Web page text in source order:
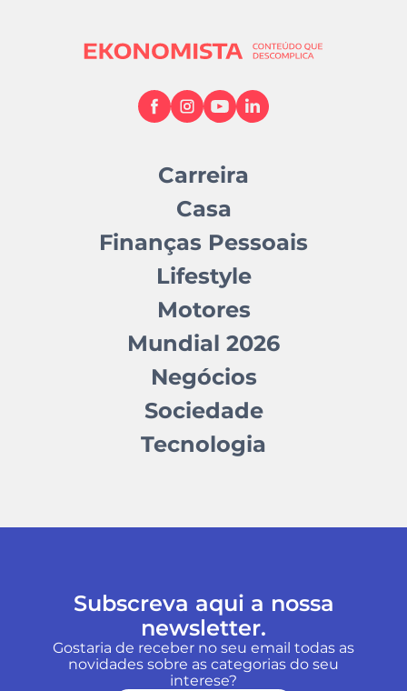
Carreira
Casa
Finanças Pessoais
Lifestyle
Motores
Mundial 2026
Negócios
Sociedade
Tecnologia
Subscreva aqui a nossa
newsletter.
Gostaria de receber no seu email todas as
novidades sobre as categorias do seu
interese?